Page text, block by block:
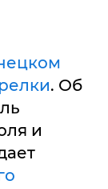
. Об
и